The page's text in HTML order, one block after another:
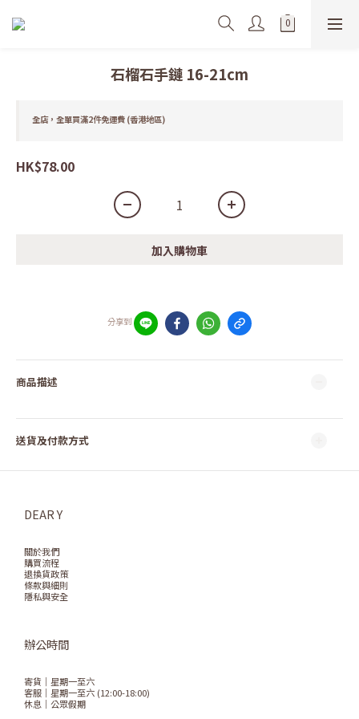
石榴石手鏈 16-21cm
全店，全單買滿2件免運費 (香港地區)
HK$78.00
加入購物車
分享到
商品描述
送貨及付款方式
DEAR Y
關於我們
購買流程
退換貨政策
條款與細則
隱私與安全
辦公時間
寄貨｜星期一至六
客服｜星期一至六 (12:00-18:00)
休息｜公眾假期